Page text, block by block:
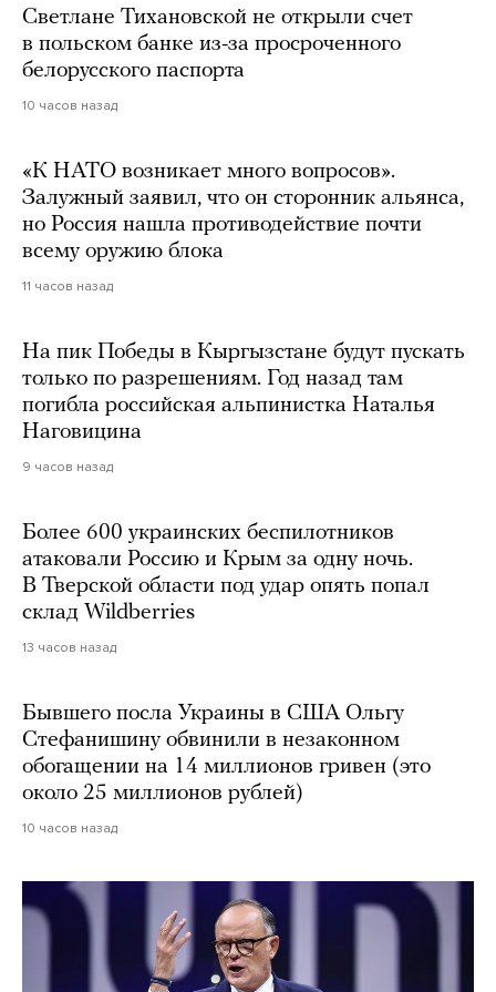
Светлане Тихановской не открыли счет
в польском банке из-за просроченного
белорусского паспорта
10 часов назад
«К НАТО возникает много вопросов».
Залужный заявил, что он сторонник альянса,
но Россия нашла противодействие почти
всему оружию блока
11 часов назад
На пик Победы в Кыргызстане будут пускать
только по разрешениям. Год назад там
погибла российская альпинистка Наталья
Наговицина
9 часов назад
Более 600 украинских беспилотников
атаковали Россию и Крым за одну ночь.
В Тверской области под удар опять попал
склад Wildberries
13 часов назад
Бывшего посла Украины в США Ольгу
Стефанишину обвинили в незаконном
обогащении на 14 миллионов гривен (это
около 25 миллионов рублей)
10 часов назад